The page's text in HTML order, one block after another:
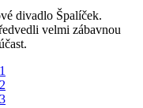
divadlo Špalíček.
velmi zábavnou